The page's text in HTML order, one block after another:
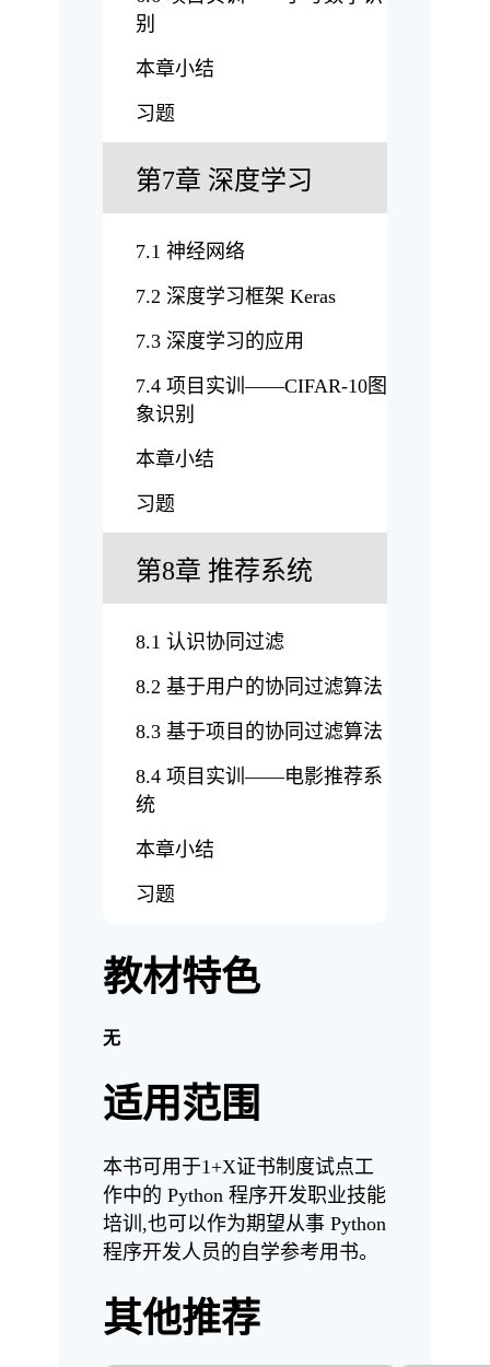
别
本章小结
习题
第7章 深度学习
7.1 神经网络
7.2 深度学习框架 Keras
7.3 深度学习的应用
7.4 项目实训——CIFAR-10图
象识别
本章小结
习题
第8章 推荐系统
8.1 认识协同过滤
8.2 基于用户的协同过滤算法
8.3 基于项目的协同过滤算法
8.4 项目实训——电影推荐系
统
本章小结
习题
教材特色
无
适用范围
本书可用于1+X证书制度试点工
作中的 Python 程序开发职业技能
培训,也可以作为期望从事 Python
程序开发人员的自学参考用书。
其他推荐